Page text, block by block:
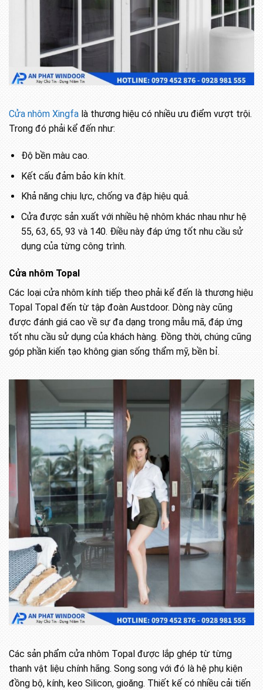
Cửa nhôm Xingfa là thương hiệu có nhiều ưu điểm vượt trội.
Trong đó phải kể đến như:
Độ bền màu cao.
Kết cấu đảm bảo kín khít.
Khả năng chịu lực, chống va đập hiệu quả.
Cửa được sản xuất với nhiều hệ nhôm khác nhau như hệ
55, 63, 65, 93 và 140. Điều này đáp ứng tốt nhu cầu sử
dụng của từng công trình.
Cửa nhôm Topal
Các loại cửa nhôm kính tiếp theo phải kể đến là thương hiệu
Topal Topal đến từ tập đoàn Austdoor. Dòng này cũng
được đánh giá cao về sự đa dạng trong mẫu mã, đáp ứng
tốt nhu cầu sử dụng của khách hàng. Đồng thời, chúng cũng
góp phần kiến tạo không gian sống thẩm mỹ, bền bỉ.
Các sản phẩm cửa nhôm Topal được lắp ghép từ từng
thanh vật liệu chính hãng. Song song với đó là hệ phụ kiện
đồng bộ, kính, keo Silicon, gioăng. Thiết kế có nhiều cải tiến